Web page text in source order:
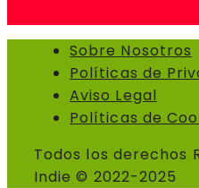
Sobre Nosotros
Políticas de
Aviso Legal
Políticas de
Todos los derechos
Indie © 2022-2025